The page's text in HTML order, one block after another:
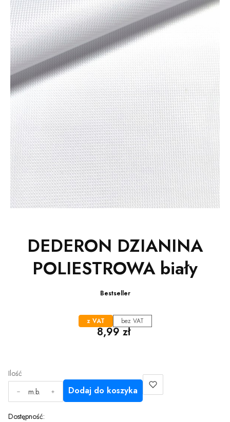
DEDERON DZIANINA
POLIESTROWA biały
Bestseller
z VAT bez VAT
Cena
8,99 zł
Ilość
m.b.
Dodaj do koszyka
Dostępność: